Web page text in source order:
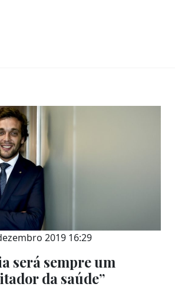
2019 16:29
será sempre um
da saúde”